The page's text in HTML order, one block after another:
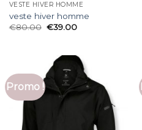
VESTE HIVER HOMME
veste hiver homme
€80.00 €39.00
Promo !